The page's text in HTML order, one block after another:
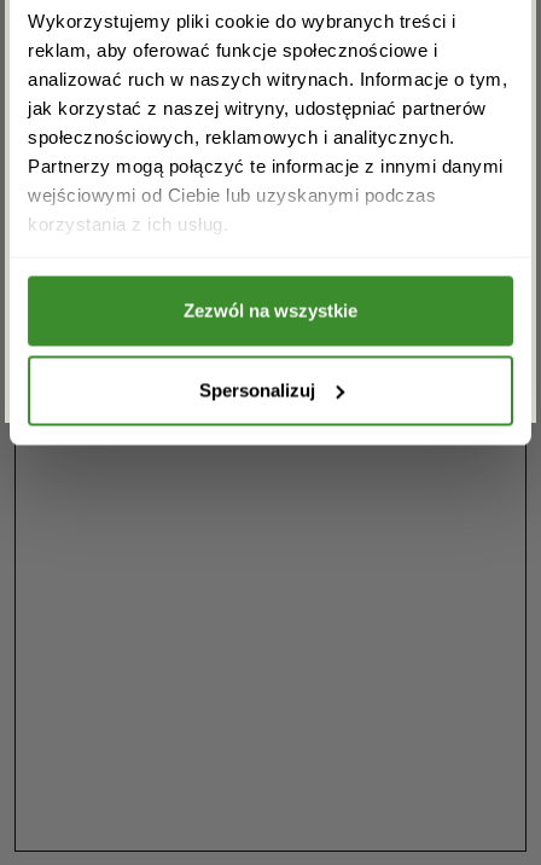
Wykorzystujemy pliki cookie do wybranych treści i
reklam, aby oferować funkcje społecznościowe i
analizować ruch w naszych witrynach. Informacje o tym,
jak korzystać z naszej witryny, udostępniać partnerów
społecznościowych, reklamowych i analitycznych.
Partnerzy mogą połączyć te informacje z innymi danymi
wejściowymi od Ciebie lub uzyskanymi podczas
korzystania z ich usług.
Zezwól na wszystkie
Spersonalizuj
Zapraszamy do odwiedzenia naszej kwiaciarni w
Dzierżoniowie. Z przyjemnością pomożemy Ci w
wyborze idealnego bukietu kwiatów, który przyniesie
radość i uśmiech na twarzy odbiorcy.
Masz pytania? Jesteśmy do
dyspozycji. Zadzwoń: 74 663-
33-46
Akceptuję regulamin i wyrażam zgodę na
przetwarzanie powyższych danych osobowych
ZAPISZ SIĘ